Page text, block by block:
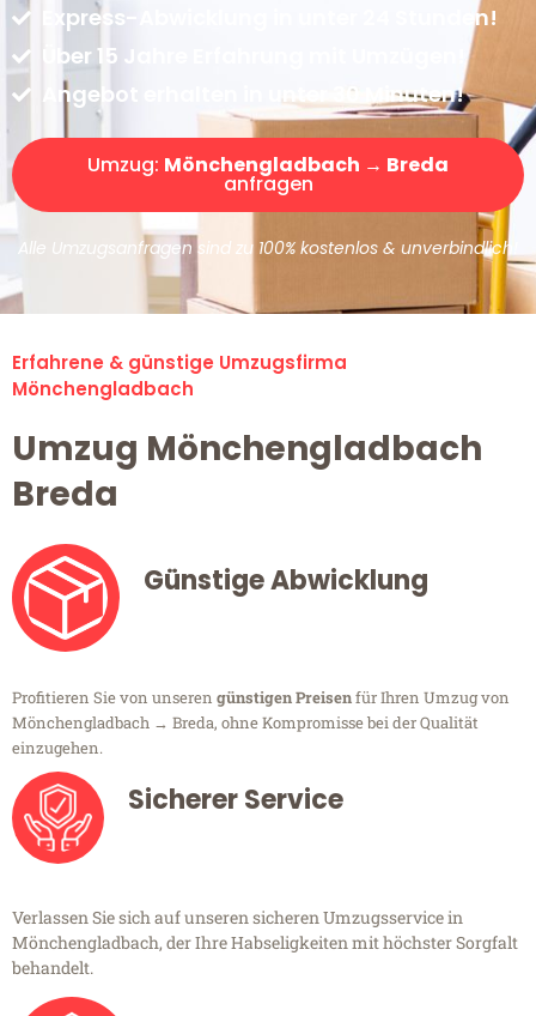
Express-Abwicklung in unter 24 Stunden!
Über 15 Jahre Erfahrung mit Umzügen!
Angebot erhalten in unter 30 Minuten!
Umzug: Mönchengladbach → Breda
anfragen
Alle Umzugsanfragen sind zu 100% kostenlos & unverbindlich!
Erfahrene & günstige Umzugsfirma
Mönchengladbach
Umzug Mönchengladbach
Breda
Günstige Abwicklung
Profitieren Sie von unseren günstigen Preisenfür Ihren Umzug von
Mönchengladbach → Breda, ohne Kompromisse bei der Qualität
einzugehen.
Sicherer Service
Verlassen Sie sich auf unseren sicheren Umzugsservice in
Mönchengladbach, der Ihre Habseligkeiten mit höchster Sorgfalt
behandelt.